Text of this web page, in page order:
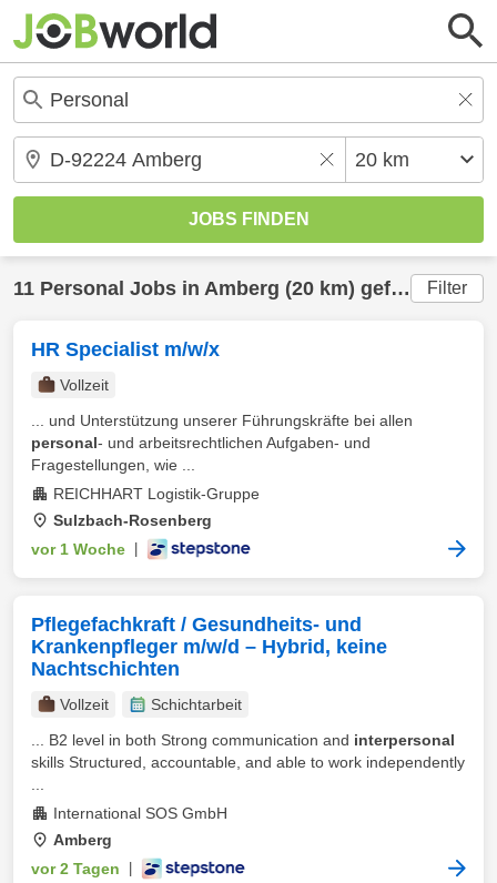
11 Personal Jobs in Amberg (20 km) gefunden Filter
HR Specialist m/w/x
Vollzeit
... und Unterstützung unserer Führungskräfte bei allen
personal- und arbeitsrechtlichen Aufgaben- und
Fragestellungen, wie ...
REICHHART Logistik-Gruppe
Sulzbach-Rosenberg
vor 1 Woche
Pflegefachkraft / Gesundheits- und
Krankenpfleger m/w/d – Hybrid, keine
Nachtschichten
Vollzeit
Schichtarbeit
... B2 level in both Strong communication and interpersonal
skills Structured, accountable, and able to work independently
International SOS GmbH
Amberg
vor 2 Tagen